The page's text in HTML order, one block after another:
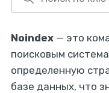
Noindex — это
поисковым
определенную
базе данных, что